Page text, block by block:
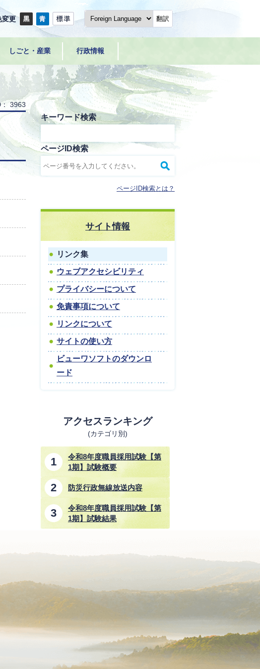
変更 翻訳
しごと・産業 行政情報
3963
キーワード検索
ページID検索
ページID検索とは？
サイト情報
リンク集
ウェブアクセシビリティ
プライバシーについて
免責事項について
リンクについて
サイトの使い方
ビューワソフトのダウンロ
ード
アクセスランキング
(カテゴリ別)
令和8年度職員採用試験【第
1期】試験概要
防災行政無線放送内容
令和8年度職員採用試験【第
1期】試験結果